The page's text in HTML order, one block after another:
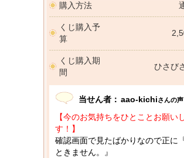
購入方法
くじ購入予
算
くじ購入期
間
ひさび
当せん者： aao-kichiさんの声
【今のお気持ちをひとことお願い
す！】
確認画面で見たばかりなので正に
ときません。』